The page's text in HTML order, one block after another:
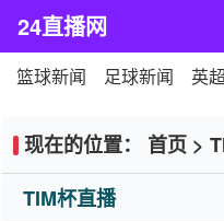
24直播网
篮球新闻 足球新闻 英
现在的位置： 首页 >
TIM杯直播